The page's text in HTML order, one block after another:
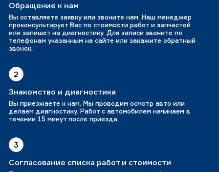
Обращение к нам
Вы оставляете заявку или звоните нам. Наш менеджер
проконсультирует Вас по стоимости работ и запчастей
или запишет на диагностику. Для записи звоните по
телефонам указанным на сайте или закажите обратный
звонок.
2
Знакомство и диагностика
Вы приезжаете к нам. Мы проводим осмотр авто или
делаем диагностику. Работ с автомобилем начинаем в
течении 15 минут после приезда.
3
Согласование списка работ и стоимости